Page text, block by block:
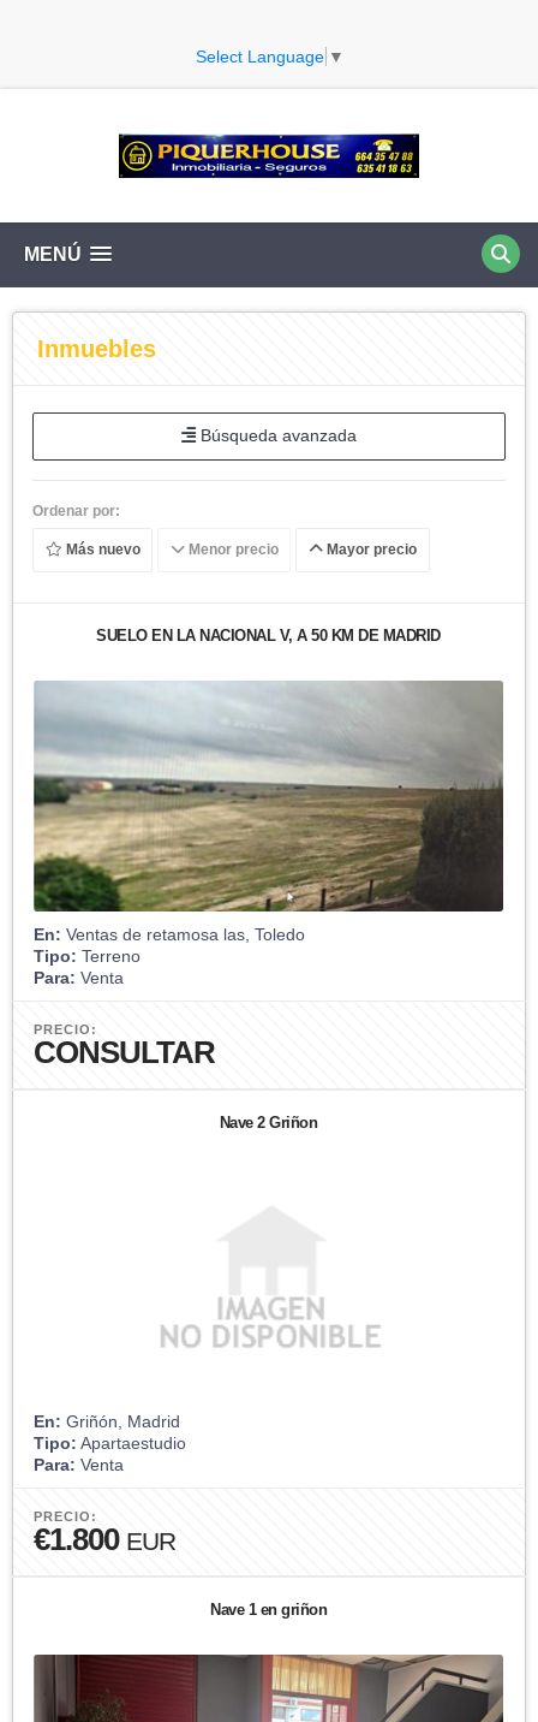
Select Language ▼
MENÚ
Inmuebles
Búsqueda avanzada
Ordenar por:
Más nuevo Menor precio Mayor precio
SUELO EN LA NACIONAL V, A 50 KM DE MADRID
En: Ventas de retamosa las, Toledo
Tipo: Terreno
Para: Venta
PRECIO:
CONSULTAR
Nave 2 Griñon
En: Griñón, Madrid
Tipo: Apartaestudio
Para: Venta
PRECIO:
€1.800 EUR
Nave 1 en griñon